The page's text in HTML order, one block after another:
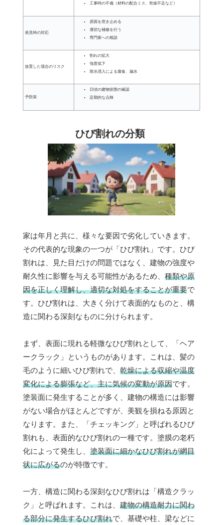
工事時の不備（材料の配合ミス、乾燥不足など）
発見時の対応
原因を突き止める
適切な補修を行う
専門家への相談
放置した場合のリスク
割れの拡大
強度低下
雨水浸入による腐食、漏水
予防策
日頃の建物状態の確認
定期的な点検
ひび割れの分類
家は年月と共に、様々な要因で劣化していきます。
その代表的な現象の一つが「ひび割れ」です。ひび
割れは、見た目だけの問題ではなく、建物の強度や
耐久性に影響を与える可能性があるため、 種類や原
因を正しく理解し、適切な対処をすることが重要で
す。ひび割れは、大きく分けて表面的なものと、構
造に関わる深刻なものに分けられます。
まず、表面に現れる軽微なひび割れとして、「ヘア
ークラック」というものがあります。これは、髪の
毛のように細いひび割れで、 乾燥による収縮や温度
変化による膨張など、主に気候の変動が原因です。
塗装面に発生することが多く、建物の構造には影響
がない場合がほとんどですが、美観を損ねる原因と
なります。また、「チェッキング」と呼ばれるひび
割れも、表面的なひび割れの一種です。塗膜の老朽
化によって発生し、 塗装面に細かなひび割れが網目
状に広がるのが特徴です。
一方、構造に関わる深刻なひび割れは「構造クラッ
ク」と呼ばれます。これは、 建物の構造耐力に関わ
る部分に発生するひび割れで、基礎や柱、梁などに